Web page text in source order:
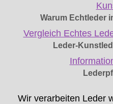
Warum Echtleder
Vergleich Echtes
Leder-
Wir verarbeiten Leder